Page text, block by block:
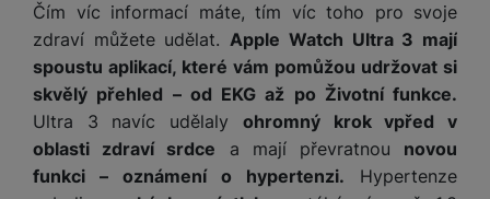
Čím víc informací máte, tím víc toho pro svoje
zdraví můžete udělat.Apple Watch Ultra 3 mají
spoustu aplikací, které vám pomůžou udržovat si
skvělý přehled – od EKG až po Životní funkce.
Ultra 3 navíc udělaly ohromný krok vpřed v
oblasti zdraví srdce a mají převratnou novou
funkci – oznámení o hypertenzi. Hypertenze